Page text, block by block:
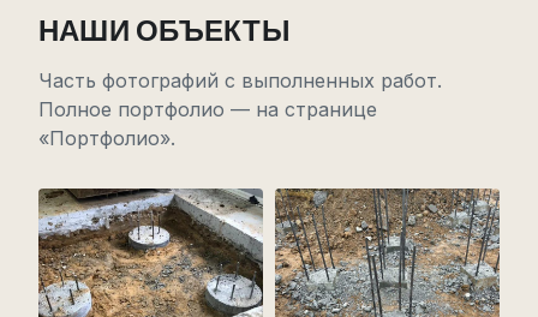
НАШИ ОБЪЕКТЫ
Часть фотографий с выполненных работ.
Полное портфолио — на странице
«Портфолио».